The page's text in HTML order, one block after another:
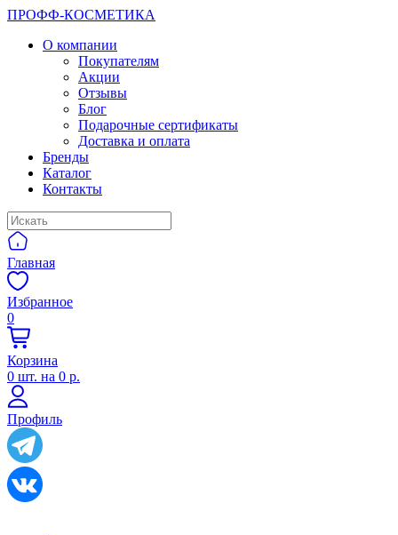
ПРОФФ-КОСМЕТИКА
О компании
Покупателям
Акции
Отзывы
Блог
Подарочные сертификаты
Доставка и оплата
Бренды
Каталог
Контакты
Главная
Избранное
0
Корзина
0 шт. на 0 р.
Профиль